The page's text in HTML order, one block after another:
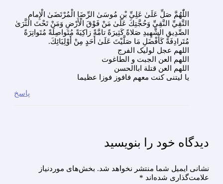
اللّٰهُمَّ صَلِّ عَلَىٰ عَلِيِّ بْنِ مُوسَىٰ الرِّضَا الْمُرْتَضَىٰ الْإِمامِ
التَّقِيِّ النَّقِيِّ وَحُجَّتِكَ عَلَىٰ مَنْ فَوْقَ الْأَرْضِ وَمَنْ تَحْتَ الثَّرَىٰ
الصِّدِيقِ الشَّهِيدِ صَلاةً كَثِيرَةً تامَّةً زاكِيَةً مُتَواصِلَةً مُتَواتِرَةً
مُتَرادِفَةً كَأَفْضَلِ مَا صَلَّيْتَ عَلَىٰ أَحَدٍ مِنْ أَوْلِيَائِكَ.
اللهم عجل لولیک الفرج
اللهم العن الجبت و الطاغوت
اللهم العن قتلة اباالحسن
یا لیتنی کنت معهم فافوز فوزا عظیما
پاسخ
دیدگاه‌ خود را بنویسید
نشانی ایمیل شما منتشر نخواهد شد. بخش‌های موردنیاز
علامت‌گذاری شده‌اند *